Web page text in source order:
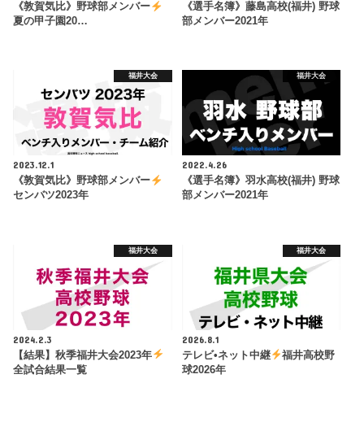
《敦賀気比》野球部メンバー
夏の甲子園20…
《選手名簿》藤島高校(福井) 野球
部メンバー2021年
福井大会
2023.12.1
《敦賀気比》野球部メンバー
センバツ2023年
福井大会
2022.4.26
《選手名簿》羽水高校(福井) 野球
部メンバー2021年
福井大会
2024.2.3
【結果】秋季福井大会2023年
全試合結果一覧
福井大会
2026.8.1
テレビ•ネット中継
福井高校野
球2026年